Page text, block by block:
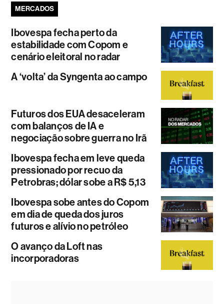
MERCADOS
Ibovespa fecha perto da
estabilidade com Copom e
cenário eleitoral no radar
A ‘volta’ da Syngenta ao campo
Futuros dos EUA desaceleram
com balanços de IA e
negociação sobre guerra no Irã
Ibovespa fecha em leve queda
pressionado por recuo da
Petrobras; dólar sobe a R$ 5,13
Ibovespa sobe antes do Copom
em dia de queda dos juros
futuros e alívio no petróleo
O avanço da Loft nas
incorporadoras